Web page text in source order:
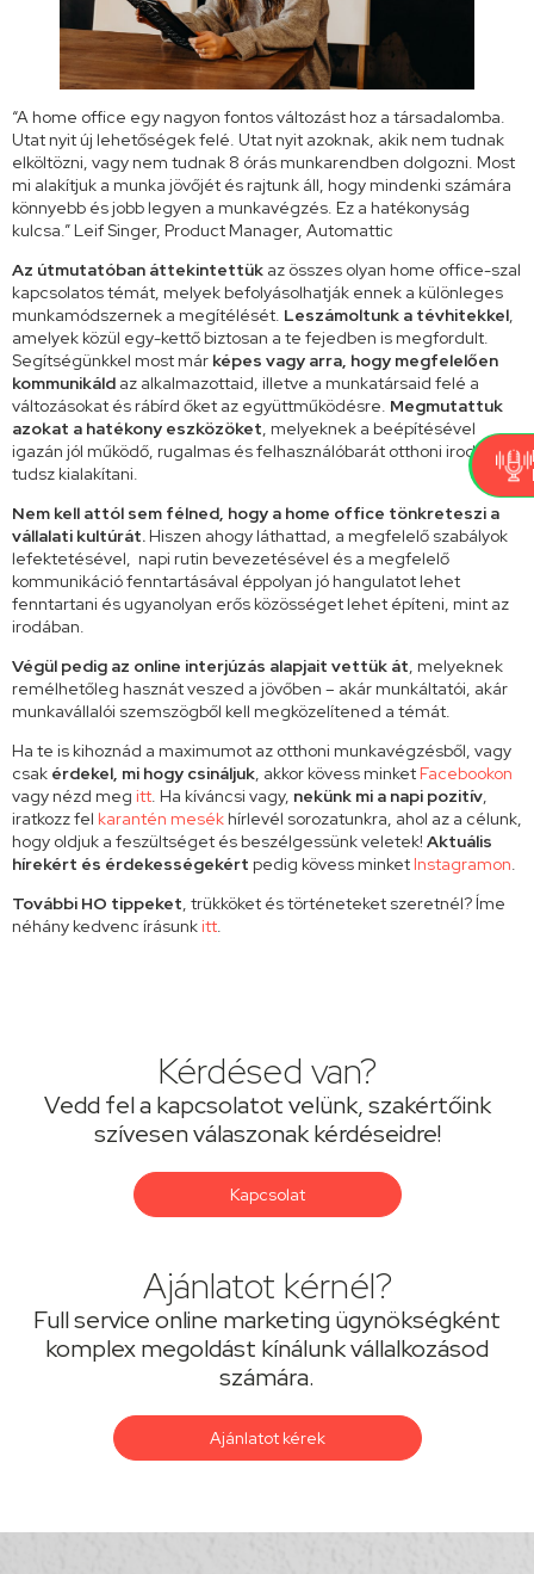
“A home office egy nagyon fontos változást hoz a társadalomba.
Utat nyit új lehetőségek felé. Utat nyit azoknak, akik nem tudnak
elköltözni, vagy nem tudnak 8 órás munkarendben dolgozni. Most
mi alakítjuk a munka jövőjét és rajtunk áll, hogy mindenki számára
könnyebb és jobb legyen a munkavégzés. Ez a hatékonyság
kulcsa.” Leif Singer, Product Manager, Automattic
Az útmutatóban áttekintettük az összes olyan home office-szal
kapcsolatos témát, melyek befolyásolhatják ennek a különleges
munkamódszernek a megítélését. Leszámoltunk a tévhitekkel,
amelyek közül egy-kettő biztosan a te fejedben is megfordult.
Segítségünkkel most már képes vagy arra, hogy megfelelően
kommunikáld az alkalmazottaid, illetve a munkatársaid felé a
változásokat és rábírd őket az együttműködésre. Megmutattuk
azokat a hatékony eszközöket, melyeknek a beépítésével
igazán jól működő, rugalmas és felhasználóbarát otthoni irodád
tudsz kialakítani.
Nem kell attól sem félned, hogy a home office tönkreteszi a
vállalati kultúrát. Hiszen ahogy láthattad, a megfelelő szabályok
lefektetésével, napi rutin bevezetésével és a megfelelő
kommunikáció fenntartásával éppolyan jó hangulatot lehet
fenntartani és ugyanolyan erős közösséget lehet építeni, mint az
irodában.
Végül pedig az online interjúzás alapjait vettük át, melyeknek
remélhetőleg hasznát veszed a jövőben – akár munkáltatói, akár
munkavállalói szemszögből kell megközelítened a témát.
Ha te is kihoznád a maximumot az otthoni munkavégzésből, vagy
csak érdekel, mi hogy csináljuk, akkor kövess minket Facebookon
vagy nézd meg itt. Ha kíváncsi vagy, nekünk mi a napi pozitív,
iratkozz fel karantén mesék hírlevél sorozatunkra, ahol az a célunk,
hogy oldjuk a feszültséget és beszélgessünk veletek! Aktuális
hírekért és érdekességekért pedig kövess minket Instagramon.
További HO tippeket, trükköket és történeteket szeretnél? Íme
néhány kedvenc írásunkitt.
Kérdésed van?
Vedd fel a kapcsolatot velünk, szakértőink
szívesen válaszonak kérdéseidre!
Kapcsolat
Ajánlatot kérnél?
Full service online marketing ügynökségként
komplex megoldást kínálunk vállalkozásod
számára.
Ajánlatot kérek